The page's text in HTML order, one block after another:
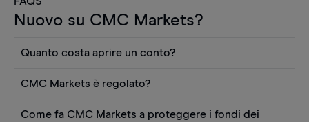
Nuovo su CMC Markets?
Quanto costa aprire un conto?
Puoi anche visualizzare gratuitamente i prezzi e
utilizzare strumenti come grafici, notizie Reuters
CMC Markets è regolato?
Come fa CMC Markets a proteggere i fondi dei